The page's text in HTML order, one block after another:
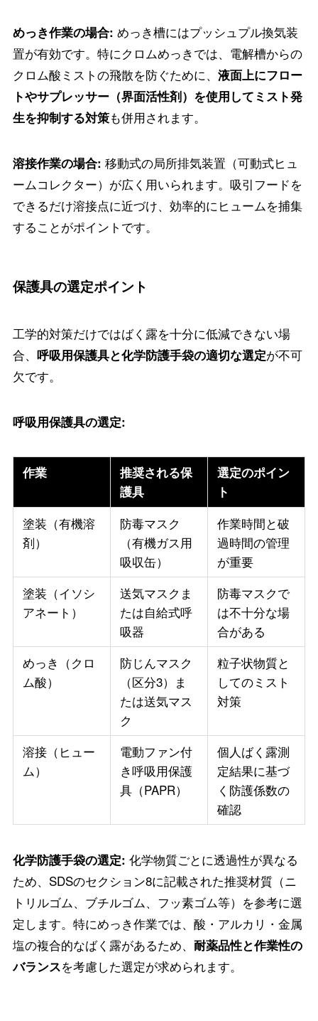
めっき作業の場合: めっき槽にはプッシュプル換気装
置が有効です。特にクロムめっきでは、電解槽からの
クロム酸ミストの飛散を防ぐために、 液面上にフロー
トやサプレッサー（界面活性剤）を使用してミスト発
生を抑制する対策も併用されます。
溶接作業の場合: 移動式の局所排気装置（可動式ヒュ
ームコレクター）が広く用いられます。吸引フードを
できるだけ溶接点に近づけ、効率的にヒュームを捕集
することがポイントです。
保護具の選定ポイント
工学的対策だけではばく露を十分に低減できない場
合、 呼吸用保護具と化学防護手袋の適切な選定が不可
欠です。
呼吸用保護具の選定:
作業
推奨される保
護具
選定のポイン
ト
塗装（有機溶
剤）
防毒マスク
（有機ガス用
吸収缶）
作業時間と破
過時間の管理
が重要
塗装（イソシ
アネート）
送気マスクま
たは自給式呼
吸器
防毒マスクで
は不十分な場
合がある
めっき（クロ
ム酸）
防じんマスク
（区分3）ま
たは送気マス
ク
粒子状物質と
してのミスト
対策
溶接（ヒュー
ム）
電動ファン付
き呼吸用保護
具（PAPR）
個人ばく露測
定結果に基づ
く防護係数の
確認
化学防護手袋の選定: 化学物質ごとに透過性が異なる
ため、SDSのセクション8に記載された推奨材質（ニ
トリルゴム、ブチルゴム、フッ素ゴム等）を参考に選
定します。特にめっき作業では、酸・アルカリ・金属
塩の複合的なばく露があるため、 耐薬品性と作業性の
バランスを考慮した選定が求められます。